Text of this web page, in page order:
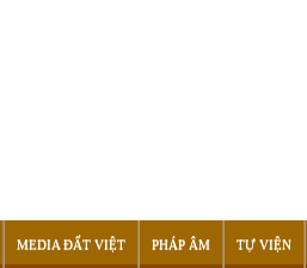
MEDIA ĐẤT VIỆT PHÁP ÂM TỰ VIỆN